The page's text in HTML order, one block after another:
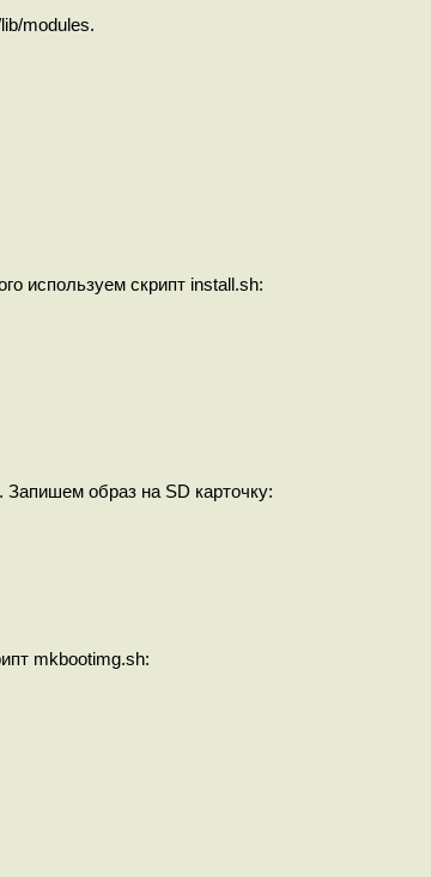
modules.
используем скрипт install.sh:
Запишем образ на SD карточку:
mkbootimg.sh: